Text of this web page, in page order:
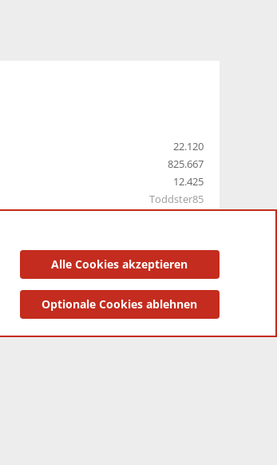
22.120
825.667
12.425
Toddster85
Datenschutzerklärung Impressum
Alle Cookies akzeptieren
Optionale Cookies ablehnen